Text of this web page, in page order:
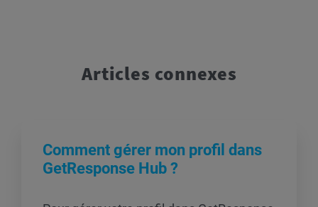
Articles connexes
Comment gérer mon profil dans
GetResponse Hub ?